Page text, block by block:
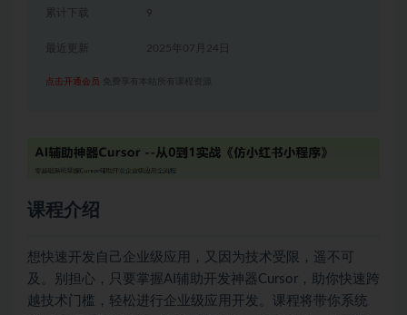
累计下载 9
2025年07月24日
点击开通会员 免费享有本站所有课程资源
课程介绍
想快速开发自己企业级应用，又因为技术受限，遥不可
及。别担心，只要掌握AI辅助开发神器Cursor，助你快速跨
越技术门槛，轻松进行企业级应用开发。课程将带你系统